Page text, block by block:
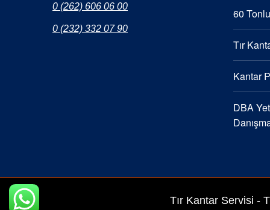
0 (262) 606 06 00
0 (232) 332 07 90
60
Tır
Kantar
DBA
Tır Kantar Servisi -